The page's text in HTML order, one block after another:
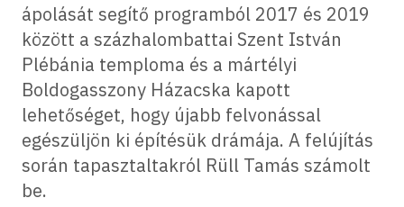
ápolását segítő programból 2017 és 2019
között a százhalombattai Szent István
Plébánia temploma és a mártélyi
Boldogasszony Házacska kapott
lehetőséget, hogy újabb felvonással
egészüljön ki építésük drámája. A felújítás
során tapasztaltakról Rüll Tamás számolt
be.